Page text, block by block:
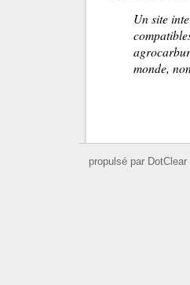
Un site
monde,
propulsé par DotClear